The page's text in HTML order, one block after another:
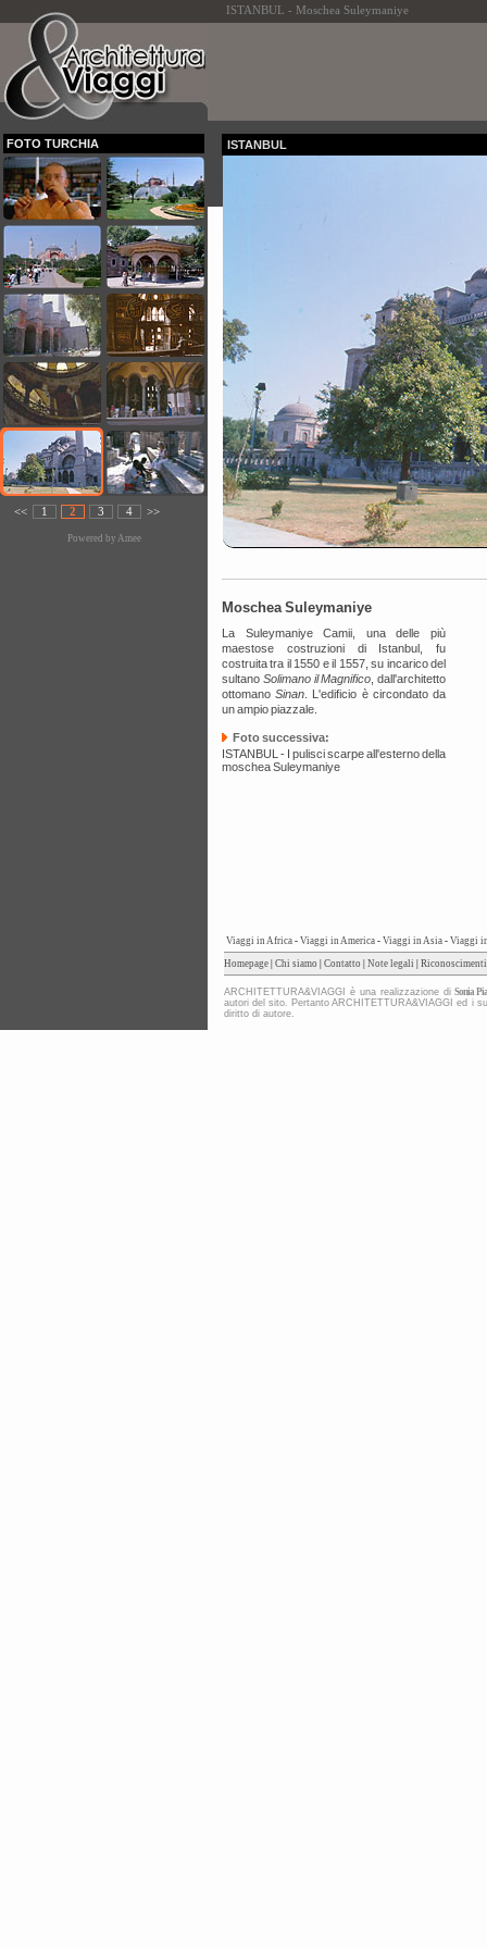
ISTANBUL - Moschea Suleymaniye
FOTO TURCHIA
<< 1 2 3 4 >>
Powered by Amee
ISTANBUL
Moschea Suleymaniye
La Suleymaniye Camii, una delle più
maestose costruzioni di Istanbul, fu
costruita tra il 1550 e il 1557, su incarico del
sultano Solimano il Magnifico , dall'architetto
ottomanoSinan . L'edificio è circondato da
un ampio piazzale.
Foto successiva:
ISTANBUL - I pulisci scarpe all'esterno della
moschea Suleymaniye
Viaggi in Africa - Viaggi in America - Viaggi in Asia - Viaggi
Homepage Chi siamo Contatto Note legali Riconoscimenti
ARCHITETTURA&VIAGGI è una realizzazione diSonia
autori del sito. Pertanto ARCHITETTURA&VIAGGI ed i
diritto di autore.